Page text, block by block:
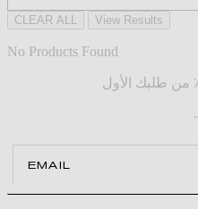
CLEAR ALL View Results
No Products Found